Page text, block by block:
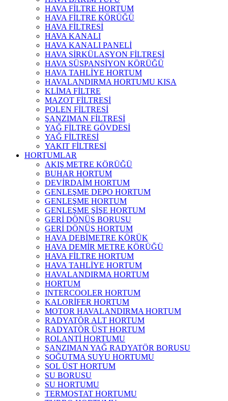
HAVA FİLTRE HORTUM
HAVA FİLTRE KÖRÜĞÜ
HAVA FİLTRESİ
HAVA KANALI
HAVA KANALI PANELİ
HAVA SİRKÜLASYON FİLTRESİ
HAVA SÜSPANSİYON KÖRÜĞÜ
HAVA TAHLİYE HORTUM
HAVALANDIRMA HORTUMU KISA
KLİMA FİLTRE
MAZOT FİLTRESİ
POLEN FİLTRESİ
ŞANZIMAN FİLTRESİ
YAĞ FİLTRE GÖVDESİ
YAĞ FİLTRESİ
YAKIT FİLTRESİ
HORTUMLAR
AKIŞ METRE KÖRÜĞÜ
BUHAR HORTUM
DEVİRDAİM HORTUM
GENLEŞME DEPO HORTUM
GENLEŞME HORTUM
GENLEŞME ŞİŞE HORTUM
GERİ DÖNÜŞ BORUSU
GERİ DÖNÜŞ HORTUM
HAVA DEBİMETRE KÖRÜK
HAVA DEMİR METRE KÖRÜĞÜ
HAVA FİLTRE HORTUM
HAVA TAHLİYE HORTUM
HAVALANDIRMA HORTUM
HORTUM
INTERCOOLER HORTUM
KALORİFER HORTUM
MOTOR HAVALANDIRMA HORTUM
RADYATÖR ALT HORTUM
RADYATÖR ÜST HORTUM
ROLANTİ HORTUMU
ŞANZIMAN YAĞ RADYATÖR BORUSU
SOĞUTMA SUYU HORTUMU
SOL ÜST HORTUM
SU BORUSU
SU HORTUMU
TERMOSTAT HORTUMU